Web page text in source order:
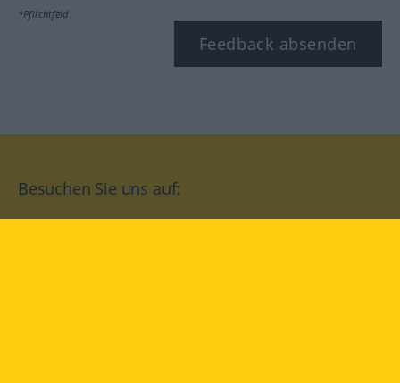
*Pflichtfeld
Feedback absenden
Besuchen Sie uns auf: